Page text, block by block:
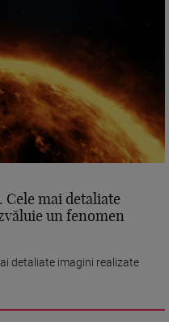
Cele mai detaliate
un fenomen
detaliate imagini realizate